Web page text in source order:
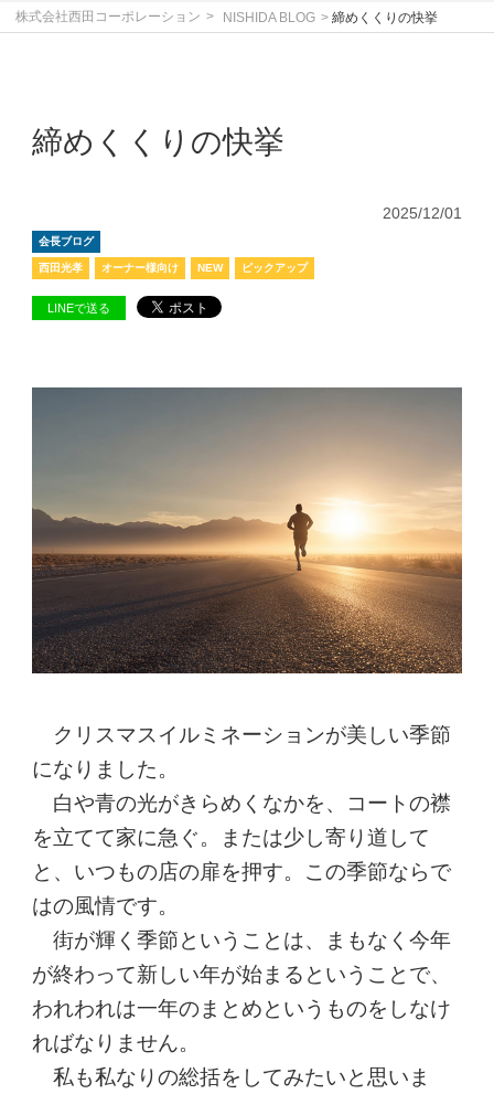
株式会社西田コーポレーション NISHIDA BLOG 締めくくりの快挙
締めくくりの快挙
2025/12/01
会長ブログ
西田光孝 オーナー様向け NEW ピックアップ
LINEで送る
クリスマスイルミネーションが美しい季節
になりました。
白や青の光がきらめくなかを、コートの襟
を立てて家に急ぐ。または少し寄り道して
と、いつもの店の扉を押す。この季節ならで
はの風情です。
街が輝く季節ということは、まもなく今年
が終わって新しい年が始まるということで、
われわれは一年のまとめというものをしなけ
ればなりません。
私も私なりの総括をしてみたいと思いま